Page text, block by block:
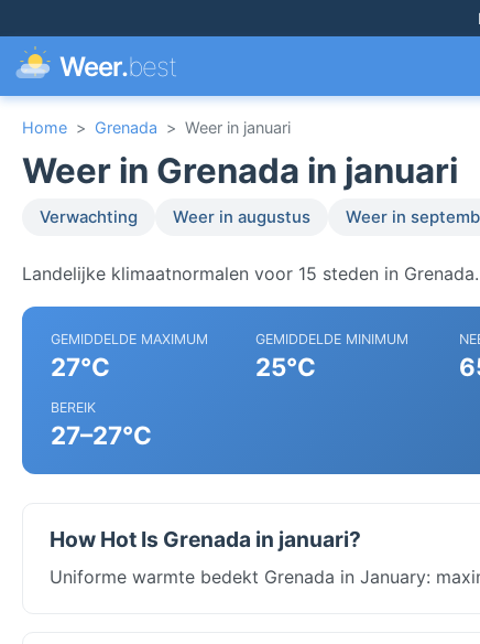
Weer.best
Home > Grenada > Weer in januari
Weer in Grenada in januari
Verwachting Weer in augustus Weer in
Landelijke klimaatnormalen voor 15 steden in Grenada.
GEMIDDELDE MAXIMUM
27°C
GEMIDDELDE MINIMUM
25°C
BEREIK
27–27°C
How Hot Is Grenada in januari?
Uniforme warmte bedekt Grenada in January: